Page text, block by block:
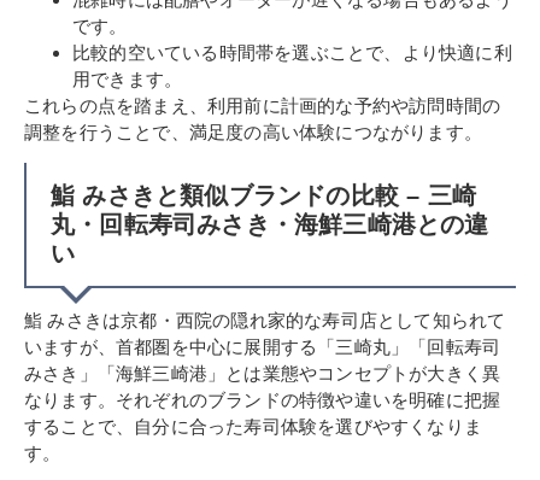
です。
比較的空いている時間帯を選ぶことで、より快適に利
用できます。
これらの点を踏まえ、利用前に計画的な予約や訪問時間の
調整を行うことで、満足度の高い体験につながります。
鮨 みさきと類似ブランドの比較 – 三崎
丸・回転寿司みさき・海鮮三崎港との違
い
鮨 みさきは京都・西院の隠れ家的な寿司店として知られて
いますが、首都圏を中心に展開する「三崎丸」「回転寿司
みさき」「海鮮三崎港」とは業態やコンセプトが大きく異
なります。それぞれのブランドの特徴や違いを明確に把握
することで、自分に合った寿司体験を選びやすくなりま
す。